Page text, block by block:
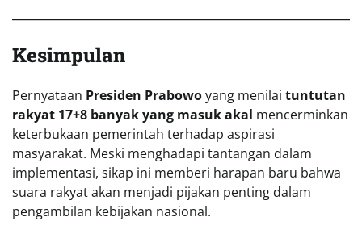
Kesimpulan
Pernyataan Presiden Prabowoyang menilai tuntutan
rakyat 17+8 banyak yang masuk akal mencerminkan
keterbukaan pemerintah terhadap aspirasi
masyarakat. Meski menghadapi tantangan dalam
implementasi, sikap ini memberi harapan baru bahwa
suara rakyat akan menjadi pijakan penting dalam
pengambilan kebijakan nasional.